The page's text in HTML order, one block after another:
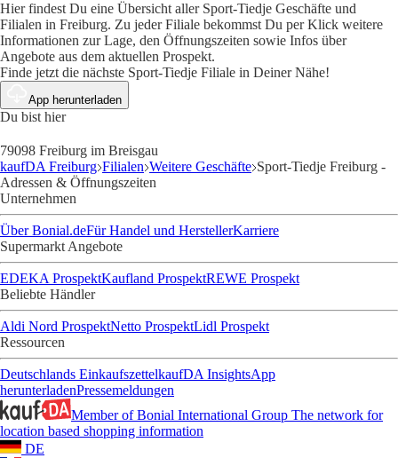
Hier findest Du eine Übersicht aller Sport-Tiedje Geschäfte und
Filialen in Freiburg. Zu jeder Filiale bekommst Du per Klick weitere
Informationen zur Lage, den Öffnungszeiten sowie Infos über
Angebote aus dem aktuellen Prospekt.
Finde jetzt die nächste Sport-Tiedje Filiale in Deiner Nähe!
App herunterladen
Du bist hier
79098 Freiburg im Breisgau
kaufDA Freiburg Filialen Weitere Geschäfte Sport-Tiedje Freiburg -
Adressen & Öffnungszeiten
Unternehmen
Über Bonial.deFür Handel und HerstellerKarriere
Supermarkt Angebote
EDEKA ProspektKaufland ProspektREWE Prospekt
Beliebte Händler
Aldi Nord ProspektNetto ProspektLidl Prospekt
Ressourcen
Deutschlands EinkaufszettelkaufDA InsightsApp
herunterladenPressemeldungen
Member of Bonial International Group The network for
location based shopping information
DE